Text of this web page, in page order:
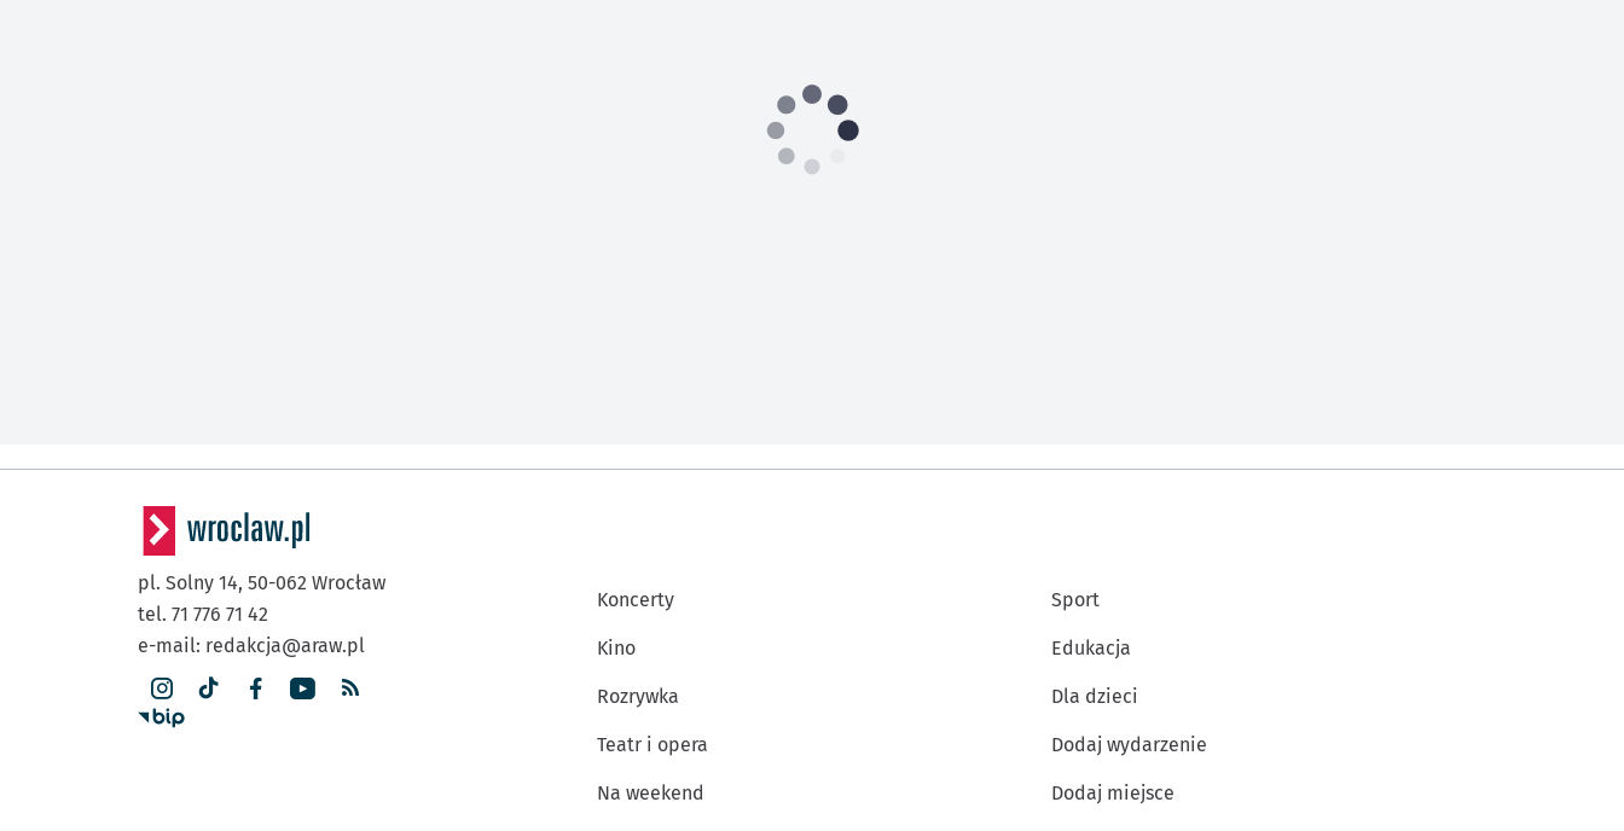
pl. Solny 14, 50-062 Wrocław
tel. 71 776 71 42
e-mail: redakcja@araw.pl
Koncerty
Kino
Rozrywka
Teatr i opera
Na weekend
Sport
Edukacja
Dla dzieci
Dodaj wydarzenie
Dodaj miejsce